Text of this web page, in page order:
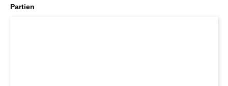
Partien